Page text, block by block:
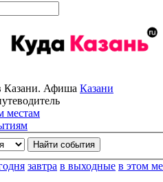
Казани. Афиша Казани
местам
завтра в выходные в этом